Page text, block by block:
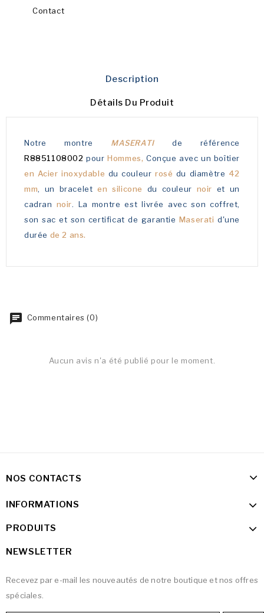
Contact
Description
Détails Du Produit
Notre montre MASERATIde référence
R8851108002 pourHommes, Conçue avec un boîtier
en Acier inoxydable du couleur rosé du diamètre 42
mm, un braceleten silicone du couleur noir et un
cadran noir. La montre est livrée avec son coffret,
son sac et son certificat de garantie Maserati d'une
durée de 2 ans.
Commentaires (0)
Aucun avis n'a été publié pour le moment.
NOS CONTACTS
INFORMATIONS
PRODUITS
NEWSLETTER
Recevez par e-mail les nouveautés de notre boutique et nos offres
spéciales.